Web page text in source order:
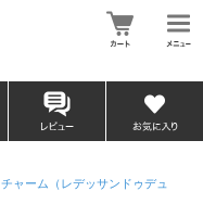
チャーム（レデッサンドゥデュ